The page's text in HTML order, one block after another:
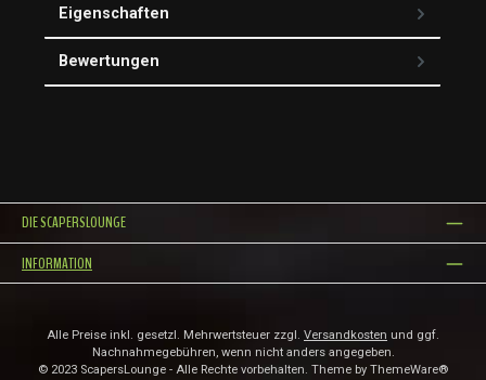
Eigenschaften
Bewertungen
DIE SCAPERSLOUNGE
INFORMATION
Alle Preise inkl. gesetzl. Mehrwertsteuer zzgl. Versandkosten und ggf.
Nachnahmegebühren, wenn nicht anders angegeben.
© 2023 ScapersLounge - Alle Rechte vorbehalten. Theme by ThemeWare®